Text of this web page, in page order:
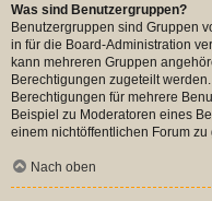
Was sind Benutzergruppen?
Benutzergruppen sind Gruppen
in für die Board-Administration
kann mehreren Gruppen
Berechtigungen zugeteilt
Berechtigungen für mehrere
Beispiel zu Moderatoren eines
einem nichtöffentlichen Forum zu
Nach oben